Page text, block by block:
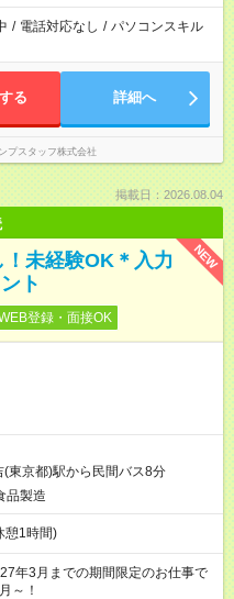
/ 電話対応なし / パソコンスキル
る 詳細へ
プスタッフ株式会社
掲載日：2026.08.04
NEW
未経験OK＊入力
ト
登録・面接OK
(東京都)駅から民間バス8分
品製造
1時間)
年3月までの期間限定のお仕事で
～！